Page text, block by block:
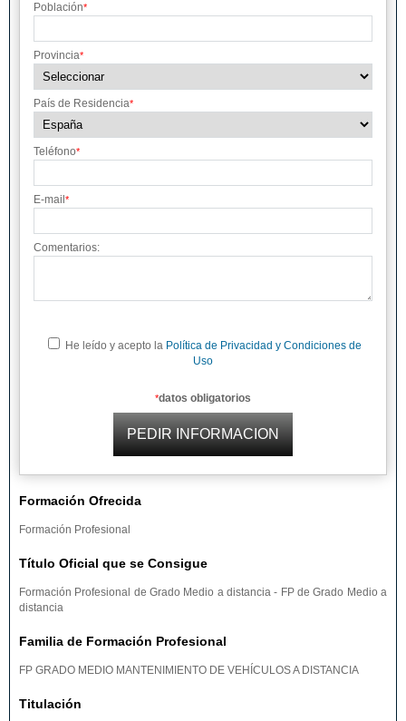
Población*
Provincia*
País de Residencia*
Teléfono*
E-mail *
Comentarios:
He leído y acepto la Política de Privacidad y Condiciones de
Uso
*datos obligatorios
Formación Ofrecida
Formación Profesional
Título Oficial que se Consigue
Formación Profesional de Grado Medio a distancia - FP de Grado Medio a
distancia
Familia de Formación Profesional
FP GRADO MEDIO MANTENIMIENTO DE VEHÍCULOS A DISTANCIA
Titulación